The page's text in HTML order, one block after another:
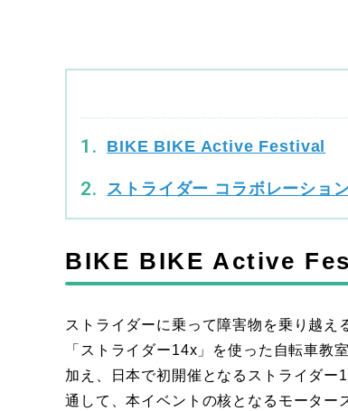
BIKE BIKE Active Festival
ストライダー コラボレーショ
BIKE BIKE Active
ストライダーに乗って障害物を乗り越
「ストライダー14x」を使った自転車教
加え、日本で初開催となるストライダ
通して、本イベントの核となるモータ